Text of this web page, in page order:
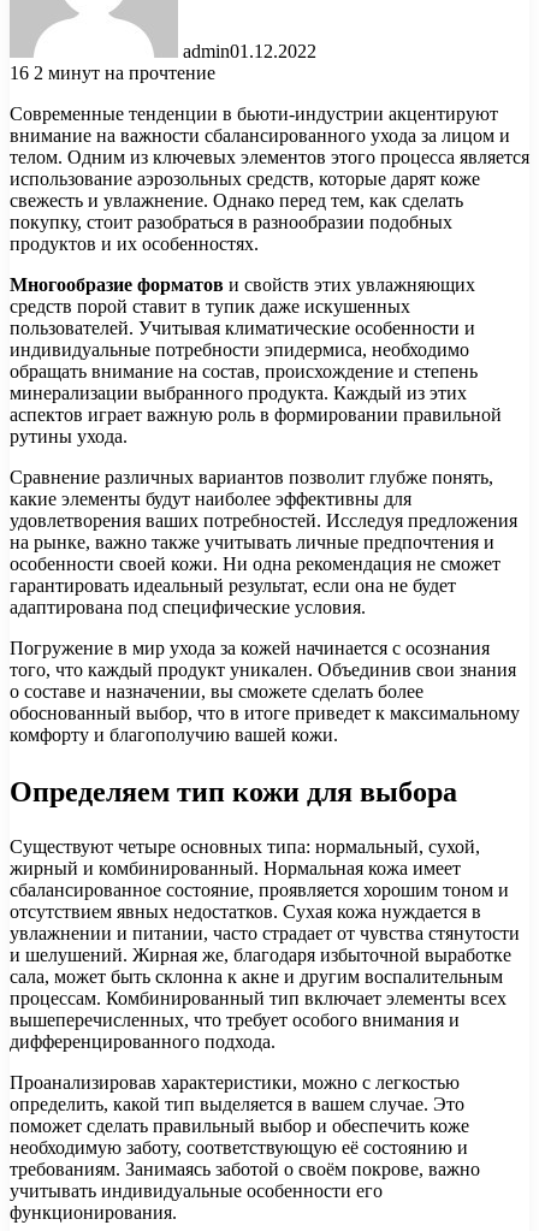
admin01.12.2022
16 2 минут на прочтение
Современные тенденции в бьюти-индустрии акцентируют
внимание на важности сбалансированного ухода за лицом и
телом. Одним из ключевых элементов этого процесса является
использование аэрозольных средств, которые дарят коже
свежесть и увлажнение. Однако перед тем, как сделать
покупку, стоит разобраться в разнообразии подобных
продуктов и их особенностях.
Многообразие форматов и свойств этих увлажняющих
средств порой ставит в тупик даже искушенных
пользователей. Учитывая климатические особенности и
индивидуальные потребности эпидермиса, необходимо
обращать внимание на состав, происхождение и степень
минерализации выбранного продукта. Каждый из этих
аспектов играет важную роль в формировании правильной
рутины ухода.
Сравнение различных вариантов позволит глубже понять,
какие элементы будут наиболее эффективны для
удовлетворения ваших потребностей. Исследуя предложения
на рынке, важно также учитывать личные предпочтения и
особенности своей кожи. Ни одна рекомендация не сможет
гарантировать идеальный результат, если она не будет
адаптирована под специфические условия.
Погружение в мир ухода за кожей начинается с осознания
того, что каждый продукт уникален. Объединив свои знания
о составе и назначении, вы сможете сделать более
обоснованный выбор, что в итоге приведет к максимальному
комфорту и благополучию вашей кожи.
Определяем тип кожи для выбора
Существуют четыре основных типа: нормальный, сухой,
жирный и комбинированный. Нормальная кожа имеет
сбалансированное состояние, проявляется хорошим тоном и
отсутствием явных недостатков. Сухая кожа нуждается в
увлажнении и питании, часто страдает от чувства стянутости
и шелушений. Жирная же, благодаря избыточной выработке
сала, может быть склонна к акне и другим воспалительным
процессам. Комбинированный тип включает элементы всех
вышеперечисленных, что требует особого внимания и
дифференцированного подхода.
Проанализировав характеристики, можно с легкостью
определить, какой тип выделяется в вашем случае. Это
поможет сделать правильный выбор и обеспечить коже
необходимую заботу, соответствующую её состоянию и
требованиям. Занимаясь заботой о своём покрове, важно
учитывать индивидуальные особенности его
функционирования.